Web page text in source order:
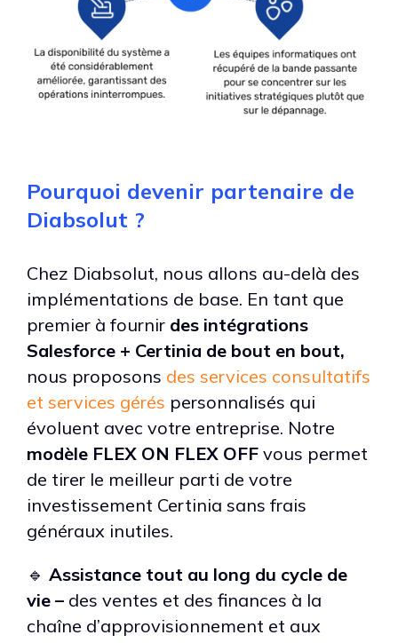
Pourquoi devenir partenaire de
Diabsolut ?
Chez Diabsolut, nous allons au-delà des
implémentations de base. En tant que
premier à fournir des intégrations
Salesforce + Certinia de bout en bout,
nous proposons des services consultatifs
et services gérés personnalisés qui
évoluent avec votre entreprise. Notre
modèle FLEX ON FLEX OFF vous permet
de tirer le meilleur parti de votre
investissement Certinia sans frais
généraux inutiles.
🔹 Assistance tout au long du cycle de
vie – des ventes et des finances à la
chaîne d’approvisionnement et aux